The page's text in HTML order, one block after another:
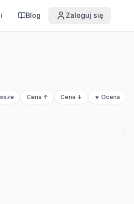
Blog Zaloguj się
Cena ↑ Cena ↓ ★ Ocena